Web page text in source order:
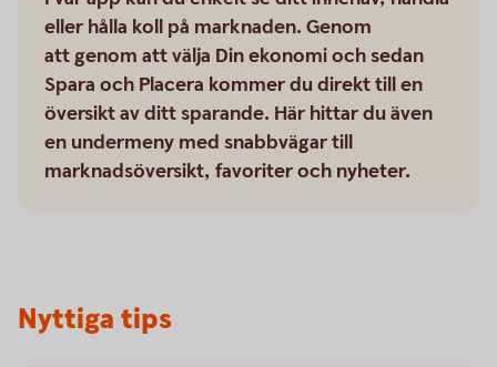
eller hålla koll på marknaden. Genom
att genom att välja Din ekonomi och sedan
Spara och Placera kommer du direkt till en
översikt av ditt sparande. Här hittar du även
en undermeny med snabbvägar till
marknadsöversikt, favoriter och nyheter.
Nyttiga tips